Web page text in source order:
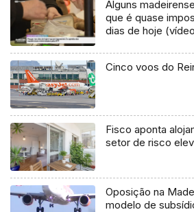
Alguns
que é quase
dias de hoje
Cinco voos do
Fisco aponta
setor de risco
Oposição na
modelo de